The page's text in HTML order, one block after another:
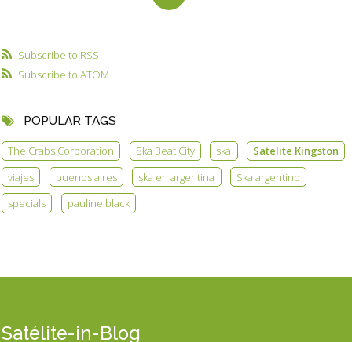
Subscribe to RSS
Subscribe to ATOM
POPULAR TAGS
The Crabs Corporation Ska Beat City ska
Satelite Kingston
viajes
buenos aires ska en argentina
Ska argentino
specials
pauline black
Satélite-in-Blog